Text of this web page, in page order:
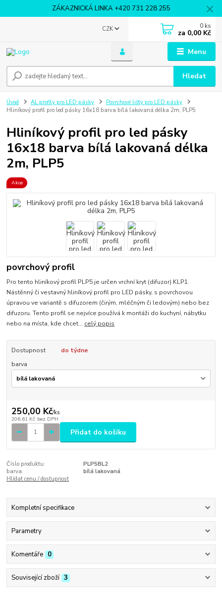
ZÁKAZNICKÁ LINKA +420 731 228 255
Menu
CZK
Hledat
0 ks
za 0,00 Kč
Úvod AL profily pro LED pásky
Povrchové lišty pro LED pásky
Hliníkový profil pro led pásky 16x18 barva bílá lakovaná délka 2m, PLP5
Hliníkový profil pro led pásky
16x18 barva bílá lakovaná délka
2m, PLP5
Akce
povrchový profil
Pro tento hliníkový profil PLP5 je určen vrchní kryt (difuzor) KLP1.
Nástěnný či vestavný hliníkový profil pro LED pásky, s povrchovou
úpravou ve variantě s difuzorem (čirým, mléčným či ledovým) nebo bez
difuzoru. Tento profil se nejvíce používá k montáži do kuchyní, nábytku
nebo na místa, kde chcet... celý popis
Dostupnost
do týdne
barva
250,00 Kč/ks
206,61 Kč bez DPH
Přidat do košíku
Číslo produktu:
PLP5BL2
barva:
bílá lakovaná
Hlídat cenu / dostupnost
Kompletní specifikace
Parametry
Komentáře 0
Související zboží 3